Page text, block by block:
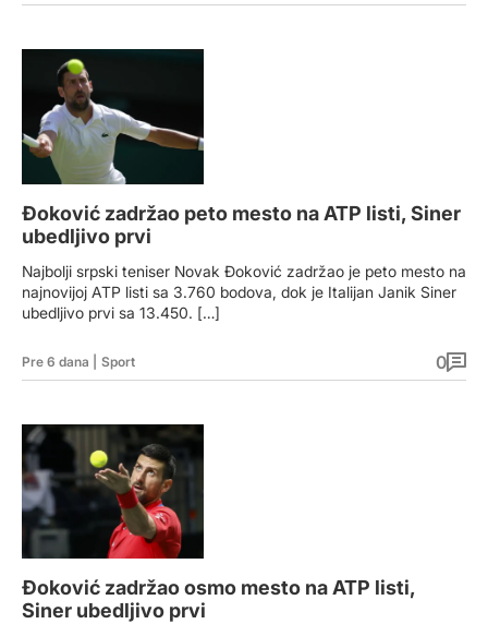
Đoković zadržao peto mesto na ATP listi, Siner
ubedljivo prvi
Najbolji srpski teniser Novak Đoković zadržao je peto mesto na
najnovijoj ATP listi sa 3.760 bodova, dok je Italijan Janik Siner
ubedljivo prvi sa 13.450. […]
Pre 6 dana Sport 0
Đoković zadržao osmo mesto na ATP listi,
Siner ubedljivo prvi